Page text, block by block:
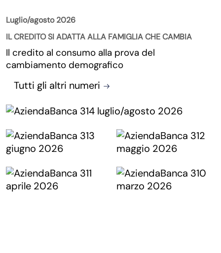
Luglio/agosto 2026
IL CREDITO SI ADATTA ALLA FAMIGLIA CHE CAMBIA
Il credito al consumo alla prova del
cambiamento demografico
Tutti gli altri numeri